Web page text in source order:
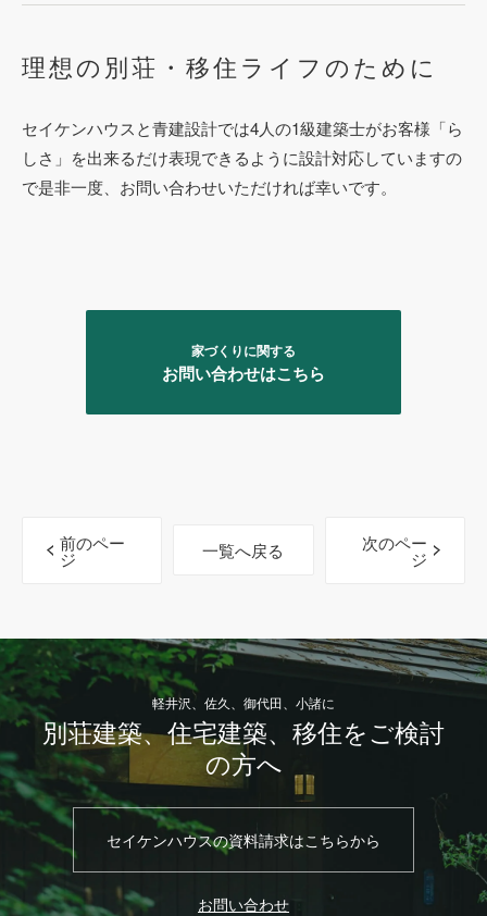
理想の別荘・移住ライフのために
セイケンハウスと青建設計では4人の1級建築士がお客様「ら
しさ」を出来るだけ表現できるように設計対応していますの
で是非一度、お問い合わせいただければ幸いです。
家づくりに関する
お問い合わせはこちら
前のペー
ジ 一覧へ戻る 次のペー
ジ
軽井沢、佐久、御代田、小諸に
別荘建築、住宅建築、移住をご検討
の方へ
セイケンハウスの資料請求はこちらから
お問い合わせ